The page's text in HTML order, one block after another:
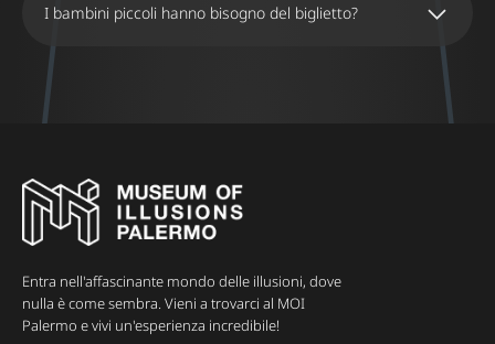
I bambini piccoli hanno bisogno del biglietto?
Entra nell'affascinante mondo delle illusioni, dove
nulla è come sembra. Vieni a trovarci al MOI
Palermo e vivi un'esperienza incredibile!